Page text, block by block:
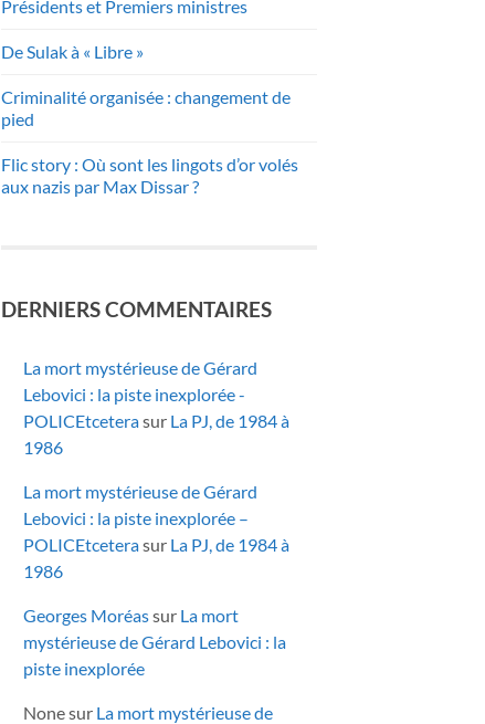
Présidents et Premiers ministres
De Sulak à « Libre »
Criminalité organisée : changement de
pied
Flic story : Où sont les lingots d’or volés
aux nazis par Max Dissar ?
DERNIERS COMMENTAIRES
La mort mystérieuse de Gérard
Lebovici : la piste inexplorée -
POLICEtceterasur La PJ, de 1984 à
1986
La mort mystérieuse de Gérard
Lebovici : la piste inexplorée –
POLICEtceterasur La PJ, de 1984 à
1986
Georges Moréassur La mort
mystérieuse de Gérard Lebovici : la
piste inexplorée
Nonesur La mort mystérieuse de